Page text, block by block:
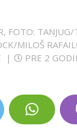
FOTO: TANJUG/
MILOŠ
| PRE 2